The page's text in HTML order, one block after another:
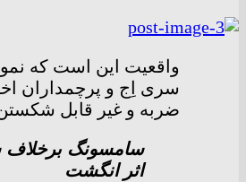
واقعیت این است که
سری اِج و پرچمداران
ضربه و غیر قابل
اثر انگشت